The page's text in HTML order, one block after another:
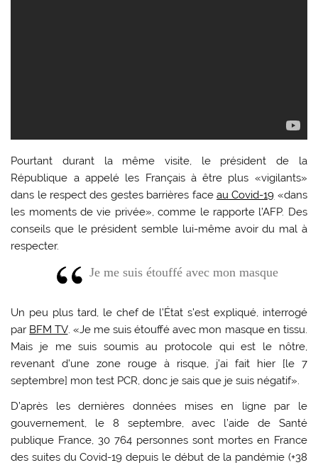
Pourtant durant la même visite, le président de la
République a appelé les Français à être plus «vigilants»
dans le respect des gestes barrières faceau Covid-19 «dans
les moments de vie privée», comme le rapporte l’AFP. Des
conseils que le président semble lui-même avoir du mal à
respecter.
Je me suis étouffé avec mon masque
Un peu plus tard, le chef de l’État s’est expliqué, interrogé
par BFM TV. «Je me suis étouffé avec mon masque en tissu.
Mais je me suis soumis au protocole qui est le nôtre,
revenant d’une zone rouge à risque, j’ai fait hier [le 7
septembre] mon test PCR, donc je sais que je suis négatif».
D’après les dernières données mises en ligne par le
gouvernement, le 8 septembre, avec l’aide de Santé
publique France, 30 764 personnes sont mortes en France
des suites du Covid-19 depuis le début de la pandémie (+38